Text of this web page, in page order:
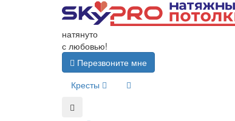
натянуто
с любовью!
Перезвоните мне
Кресты